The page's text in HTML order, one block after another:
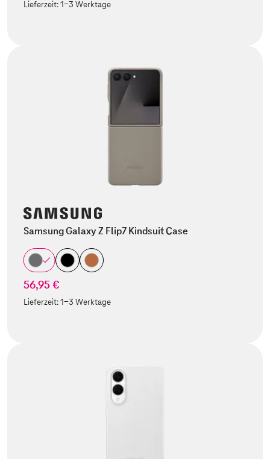
Lieferzeit:1-3 Werktage
Samsung Galaxy Z Flip7 Kindsuit Case
56,95 €
Lieferzeit:1-3 Werktage